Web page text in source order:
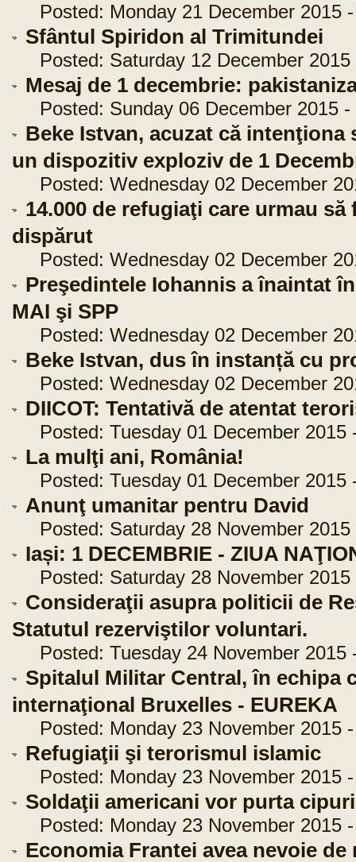
Posted: Monday 21 December 2015 -
Sfântul Spiridon al Trimitundei
Posted: Saturday 12 December 2015
Mesaj de 1 decembrie:
Posted: Sunday 06 December 2015 -
Beke Istvan, acuzat că
un dispozitiv exploziv de 1
Posted: Wednesday 02 December
14.000 de refugiaţi care urmau
dispărut
Posted: Wednesday 02 December
Preşedintele Iohannis a înaintat
MAI şi SPP
Posted: Wednesday 02 December
Beke Istvan, dus în instanță cu
Posted: Wednesday 02 December
DIICOT: Tentativă de atentat
Posted: Tuesday 01 December 2015
La mulţi ani, România!
Posted: Tuesday 01 December 2015
Anunţ umanitar pentru David
Posted: Saturday 28 November 2015
Iași: 1 DECEMBRIE - ZIUA
Posted: Saturday 28 November 2015
Consideraţii asupra politicii de
Statutul rezerviştilor voluntari.
Posted: Tuesday 24 November 2015
Spitalul Militar Central, în echipa
internaţional Bruxelles - EUREKA
Posted: Monday 23 November 2015 -
Refugiaţii şi terorismul islamic
Posted: Monday 23 November 2015 -
Soldaţii americani vor purta
Posted: Monday 23 November 2015 -
Economia Frantei avea nevoie